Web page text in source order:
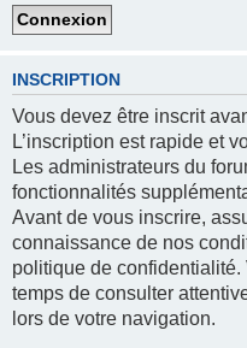
INSCRIPTION
Vous devez être inscrit
L’inscription est rapide et
Les administrateurs du
fonctionnalités
Avant de vous inscrire,
connaissance de nos
politique de
temps de consulter
lors de votre navigation.